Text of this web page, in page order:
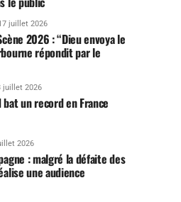
juillet 2026
2026 : “Dieu envoya le
répondit par le
juillet 2026
bat un record en France
2026
: malgré la défaite des
une audience